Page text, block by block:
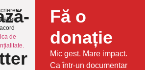
de
Fă o
donație
Mic gest. Mare impact.
Ca într-un documentar